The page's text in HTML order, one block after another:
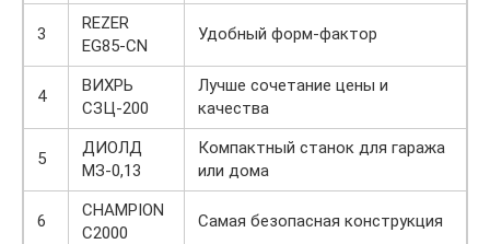
3
REZER
EG85-CN
Удобный форм-фактор
4
ВИХРЬ
СЗЦ-200
Лучше сочетание цены и
качества
5
ДИОЛД
МЗ-0,13
Компактный станок для гаража
или дома
6
CHAMPION
C2000
Самая безопасная конструкция